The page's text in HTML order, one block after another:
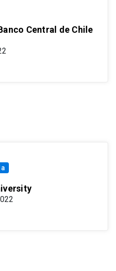
Central de Chile